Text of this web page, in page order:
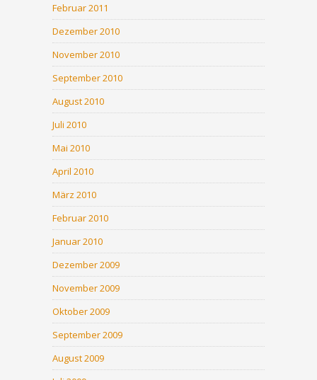
Februar 2011
Dezember 2010
November 2010
September 2010
August 2010
Juli 2010
Mai 2010
April 2010
März 2010
Februar 2010
Januar 2010
Dezember 2009
November 2009
Oktober 2009
September 2009
August 2009